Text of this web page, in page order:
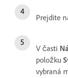
Prejdite
V časti
položku
vybraná